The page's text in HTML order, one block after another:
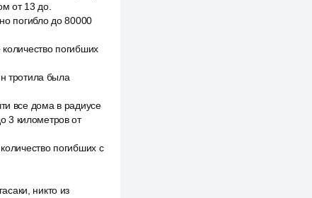
от 13 до.
погибло до 80000
погибших
тротила была
все дома в радиусе
3 километров от
погибших с
никто из